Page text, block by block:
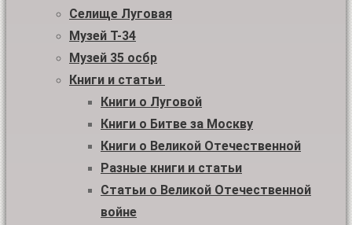
Селище Луговая
Музей Т-34
Музей 35 осбр
Книги и статьи
Книги о Луговой
Книги о Битве за Москву
Книги о Великой Отечественной
Разные книги и статьи
Статьи о Великой Отечественной
войне